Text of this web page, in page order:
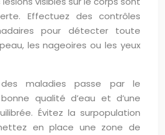
Effectuez des contrôles
pour détecter toute
les nageoires ou les yeux
maladies passe par le
qualité d’eau et d’une
Évitez la surpopulation
en place une zone de